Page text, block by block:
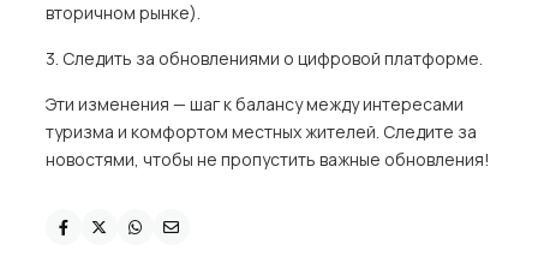
вторичном рынке).
3. Следить за обновлениями о цифровой платформе.
Эти изменения — шаг к балансу между интересами
туризма и комфортом местных жителей. Следите за
новостями, чтобы не пропустить важные обновления!